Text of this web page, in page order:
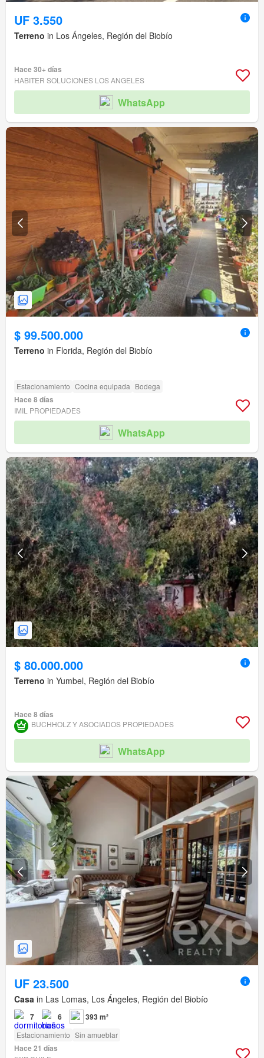
UF 3.550
Terreno in Los Ángeles, Región del Biobío
Hace 30+ días
HABITER SOLUCIONES LOS ANGELES
WhatsApp
$ 99.500.000
Terreno in Florida, Región del Biobío
Estacionamiento Cocina equipada Bodega
Hace 8 días
IMIL PROPIEDADES
WhatsApp
$ 80.000.000
Terreno in Yumbel, Región del Biobío
Hace 8 días
BUCHHOLZ Y ASOCIADOS PROPIEDADES
WhatsApp
UF 23.500
Casa in Las Lomas, Los Ángeles, Región del Biobío
7 6 393 m²
Estacionamiento Sin amueblar
Hace 21 días